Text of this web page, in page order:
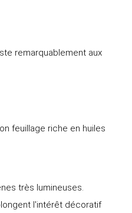
remarquablement aux
feuillage riche en huiles
très lumineuses.
l'intérêt décoratif